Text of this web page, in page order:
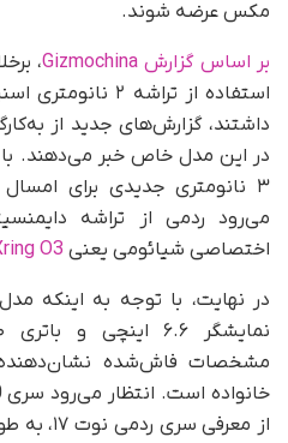
مکس عرضه شوند.
بر اساس گزارش Gizmochina
،
در این مدل خاص خبر می‌دهند. با
۳ نانومتری جدیدی برای
اختصاصی شیائومی یعنی O3
مشخصات فاش‌شده
از معرفی